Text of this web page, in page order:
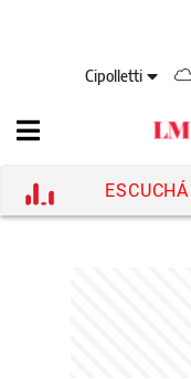
Cipolletti
ESCUCHÁ